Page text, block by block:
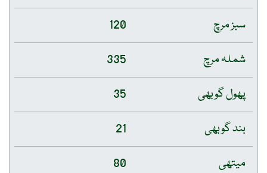
سبز مرچ
120
شملہ مرچ
335
پھول گوبھی
35
بند گوبھی
21
میتھی
80